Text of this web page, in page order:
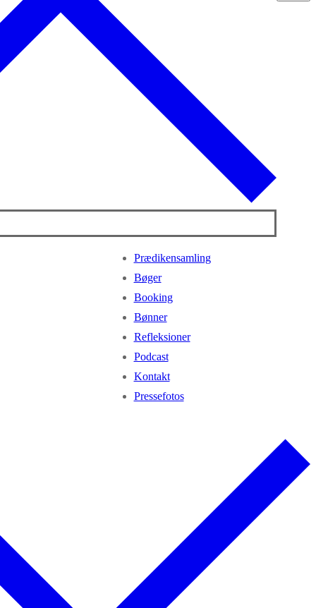
Prædikensamling
Bøger
Booking
Bønner
Refleksioner
Podcast
Kontakt
Pressefotos